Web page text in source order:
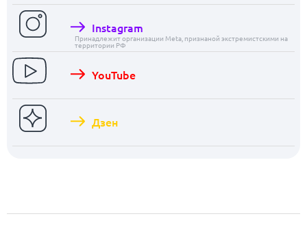
Instagram
Принадлежит организации Meta, признаной экстремистскими на
территории РФ
YouTube
Дзен